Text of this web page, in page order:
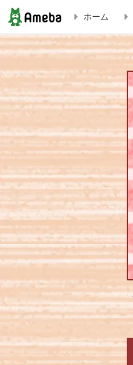
うくらうどぶろぐ
ホーム